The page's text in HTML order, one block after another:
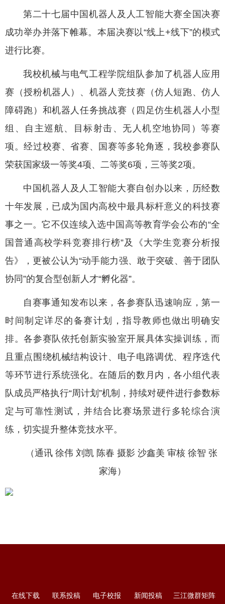
第二十七届中国机器人及人工智能大赛全国决赛
成功举办并落下帷幕。本届决赛以“线上+线下”的模式
进行比赛。
我校机械与电气工程学院组队参加了机器人应用
赛（授粉机器人）、机器人竞技赛（仿人短跑、仿人
障碍跑）和机器人任务挑战赛（四足仿生机器人小型
组、自主巡航、目标射击、无人机空地协同）等赛
项。经过校赛、省赛、国赛等多轮角逐，我校参赛队
荣获国家级一等奖4项、二等奖6项，三等奖2项。
中国机器人及人工智能大赛自创办以来，历经数
十年发展，已成为国内高校中最具标杆意义的科技赛
事之一。它不仅连续入选中国高等教育学会公布的“全
国普通高校学科竞赛排行榜”及《大学生竞赛分析报
告》，更被公认为“动手能力强、敢于突破、善于团队
协同”的复合型创新人才“孵化器”。
自赛事通知发布以来，各参赛队迅速响应，第一
时间制定详尽的备赛计划，指导教师也做出明确安
排。各参赛队依托创新实验室开展具体实操训练，而
且重点围绕机械结构设计、电子电路调优、程序迭代
等环节进行系统强化。在随后的数月内，各小组代表
队成员严格执行“周计划”机制，持续对硬件进行参数标
定与可靠性测试，并结合比赛场景进行多轮综合演
练，切实提升整体竞技水平。
（通讯 徐伟 刘凯 陈春 摄影 沙鑫美 审核 徐智 张
家海）
在线下载 联系投稿 电子校报 新闻投稿 三江微群矩阵